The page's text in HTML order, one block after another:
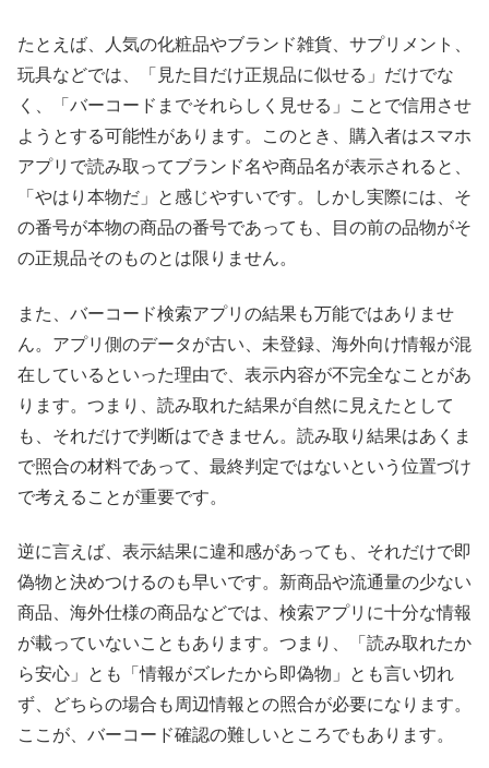
たとえば、人気の化粧品やブランド雑貨、サプリメント、
玩具などでは、「見た目だけ正規品に似せる」だけでな
く、「バーコードまでそれらしく見せる」ことで信用させ
ようとする可能性があります。このとき、購入者はスマホ
アプリで読み取ってブランド名や商品名が表示されると、
「やはり本物だ」と感じやすいです。しかし実際には、そ
の番号が本物の商品の番号であっても、目の前の品物がそ
の正規品そのものとは限りません。
また、バーコード検索アプリの結果も万能ではありませ
ん。アプリ側のデータが古い、未登録、海外向け情報が混
在しているといった理由で、表示内容が不完全なことがあ
ります。つまり、読み取れた結果が自然に見えたとして
も、それだけで判断はできません。読み取り結果はあくま
で照合の材料であって、最終判定ではないという位置づけ
で考えることが重要です。
逆に言えば、表示結果に違和感があっても、それだけで即
偽物と決めつけるのも早いです。新商品や流通量の少ない
商品、海外仕様の商品などでは、検索アプリに十分な情報
が載っていないこともあります。つまり、「読み取れたか
ら安心」とも「情報がズレたから即偽物」とも言い切れ
ず、どちらの場合も周辺情報との照合が必要になります。
ここが、バーコード確認の難しいところでもあります。